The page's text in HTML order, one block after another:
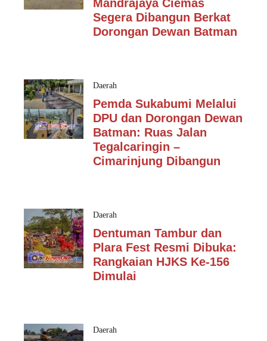
Mandrajaya Ciemas
Segera Dibangun Berkat
Dorongan Dewan Batman
Daerah
Pemda Sukabumi Melalui
DPU dan Dorongan Dewan
Batman: Ruas Jalan
Tegalcaringin –
Cimarinjung Dibangun
Daerah
Dentuman Tambur dan
Plara Fest Resmi Dibuka:
Rangkaian HJKS Ke-156
Dimulai
Daerah